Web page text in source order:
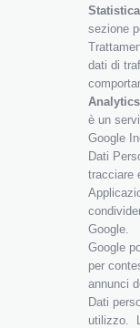
Statistica
sezione
dati di
è un
Google
Dati
tracciare
Google.
Google
per
annunci
Dati
utilizzo.